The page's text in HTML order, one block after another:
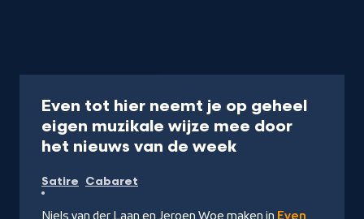
Even tot hier neemt je op geheel
eigen muzikale wijze mee door
het nieuws van de week
NPO
Satire Cabaret
Niels van der Laan en Jeroen Woe maken in Even